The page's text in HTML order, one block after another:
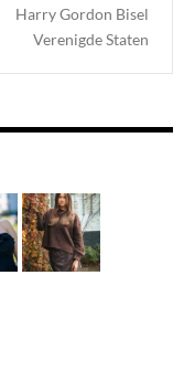
Harry Gordon Bisel
Verenigde Staten